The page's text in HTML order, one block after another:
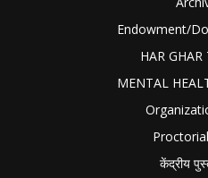
Endowment/
HAR GHAR
MENTAL
केंद्रीय